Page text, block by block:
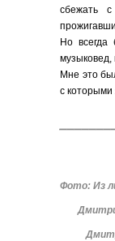
сбежать
Но всегда
Мне это
с которыми
Фото: Из